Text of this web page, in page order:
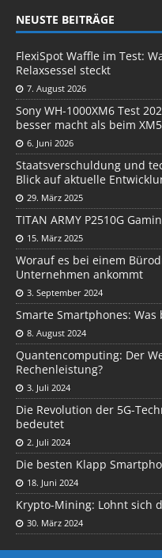
NEUSTE BEITRÄGE
FlexiSpot Waffle im Test:
Relaxsessel steckt
7. August 2026
Sony WH-1000XM6 Test
besser macht als beim XM5
6. Juni 2026
Staatsverschuldung und
Blick auf aktuelle
29. März 2025
TITAN ARMY P2510G
15. März 2025
Worauf es bei einem
Unternehmen ankommt
3. September 2024
Smarte Smartphones:
8. August 2024
Quantencomputing: Der
Rechenleistung?
3. Juli 2024
Die Revolution der 5G-
bedeutet
2. Juli 2024
Die besten Klapp
18. Juni 2024
Krypto-Mining: Lohnt sich
30. März 2024